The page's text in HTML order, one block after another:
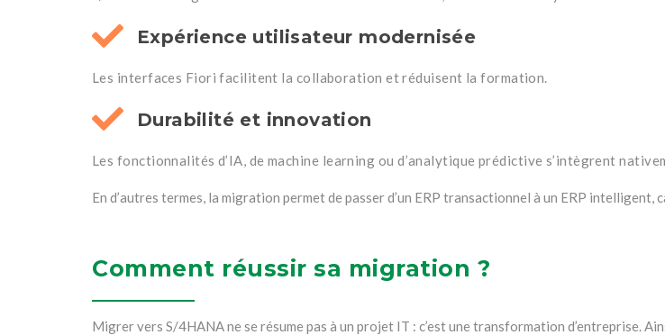
Expérience utilisateur modernisée
Les interfaces Fiori facilitent la collaboration et réduisent la formation.
Durabilité et innovation
Les fonctionnalités d’IA, de machine learning ou d’analytique prédictive s’intègrent
En d’autres termes, la migration permet de passer d’un ERP transactionnel à un ERP intelligent,
Comment réussir sa migration ?
Migrer vers S/4HANA ne se résume pas à un projet IT : c’est une transformation d’entreprise.